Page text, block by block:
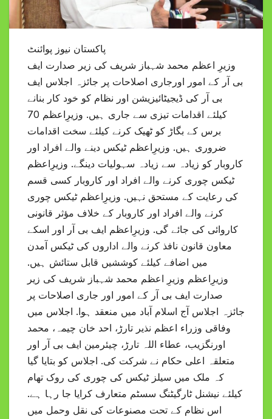
پاکستان نیوز پوائنٹ
وزیرِ اعظم محمد شہباز شریف کی زیر صدارت ایف
بی آر کے امور اورجاری اصلاحات پر جائزہ اجلاس ایف
بی آر کی ڈیجیٹائیزیشن اور نظام کو خود کار بنانے
کیلئے اقدامات تیزی سے جاری ہیں. وزیرِاعظم 70
برس کے بگاڑ کو ٹھیک کرنے کیلئے سخت اقدامات
ضروری ہیں. وزیرِاعظم ٹیکس دینے والے افراد اور
کاروبار کو زیادہ سے زیادہ سہولیات دینگے. وزیرِاعظم
ٹیکس چوری کرنے والے افراد اور کاروبار کسی قسم
کی رعایت کے مستحق نہیں. وزیرِاعظم ٹیکس چوری
کرنے والے افراد اور کاروبار کے خلاف مؤثر قانونی
کاروائی کی جائے گی. وزیرِاعظم ایف بی آر اور اسکے
معاون قانون نافذ کرنے والے اداروں کی ٹیکس آمدن
میں اضافے کیلئے کوششیں قابل ستائش ہیں.
وزیرِاعظم وزیرِ اعظم محمد شہباز شریف کی زیر
صدارت ایف بی آر کے امور اور جاری اصلاحات پر
جائزہ اجلاس آج اسلام آباد میں منعقد ہوا. اجلاس میں
وفاقی وزراء اعظم نذیر تارڑ، احد خان چیمہ، محمد
اورنگزیب، عطاء اللہ تارڑ، چیئرمین ایف بی آر اور
متعلقہ اعلی حکام نے شرکت کی. اجلاس کو بتایا گیا
کہ ملک میں سیلز ٹیکس کی چوری کی روک تھام
کیلئے نیشنل ٹارگیٹنگ سسٹم متعارف کرایا جا رہا ہے.
اس نظام کے تحت مصنوعات کی نقل وحمل میں